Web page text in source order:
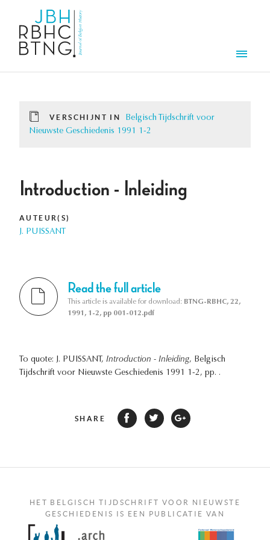
VERSCHIJNT IN
Belgisch Tijdschrift voor
Nieuwste Geschiedenis 1991 1-2
Introduction - Inleiding
AUTEUR(S)
J. PUISSANT
Read the full article
This article is available for download: BTNG-RBHC, 22,
1991, 1-2, pp 001-012.pdf
To quote: J. PUISSANT, Introduction - Inleiding, Belgisch
Tijdschrift voor Nieuwste Geschiedenis 1991 1-2, pp. .
SHARE
HET BELGISCH TIJDSCHRIFT VOOR NIEUWSTE
GESCHIEDENIS IS EEN PUBLICATIE VAN